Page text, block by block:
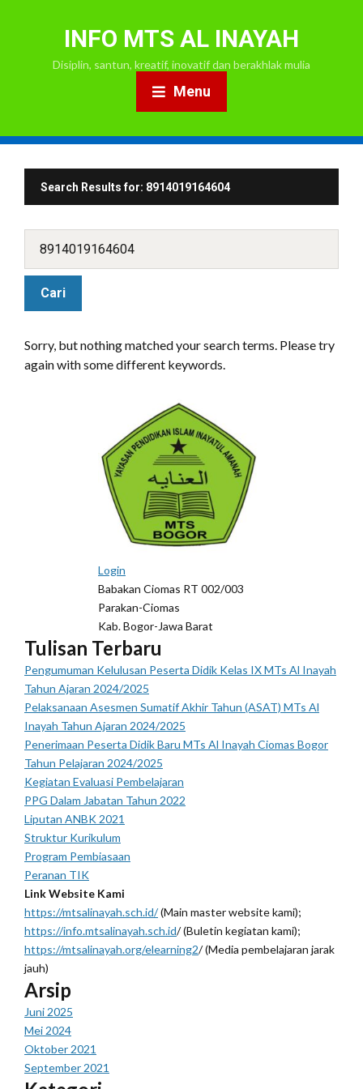
INFO MTS AL INAYAH
Disiplin, santun, kreatif, inovatif dan berakhlak mulia
Menu
Search Results for: 8914019164604
Sorry, but nothing matched your search terms. Please try
again with some different keywords.
Login
Babakan Ciomas RT 002/003
Parakan-Ciomas
Kab. Bogor-Jawa Barat
Tulisan Terbaru
Pengumuman Kelulusan Peserta Didik Kelas IX MTs Al Inayah
Tahun Ajaran 2024/2025
Pelaksanaan Asesmen Sumatif Akhir Tahun (ASAT) MTs Al
Inayah Tahun Ajaran 2024/2025
Penerimaan Peserta Didik Baru MTs Al Inayah Ciomas Bogor
Tahun Pelajaran 2024/2025
Kegiatan Evaluasi Pembelajaran
PPG Dalam Jabatan Tahun 2022
Liputan ANBK 2021
Struktur Kurikulum
Program Pembiasaan
Peranan TIK
Link Website Kami
https://mtsalinayah.sch.id/(Main master website kami);
https://info.mtsalinayah.sch.id/ (Buletin kegiatan kami);
https://mtsalinayah.org/elearning2/ (Media pembelajaran jarak
jauh)
Arsip
Juni 2025
Mei 2024
Oktober 2021
September 2021